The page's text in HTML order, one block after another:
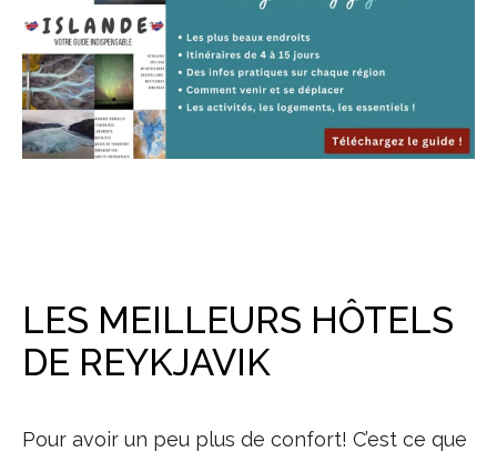
LES MEILLEURS HÔTELS
DE REYKJAVIK
Pour avoir un peu plus de confort! C’est ce que